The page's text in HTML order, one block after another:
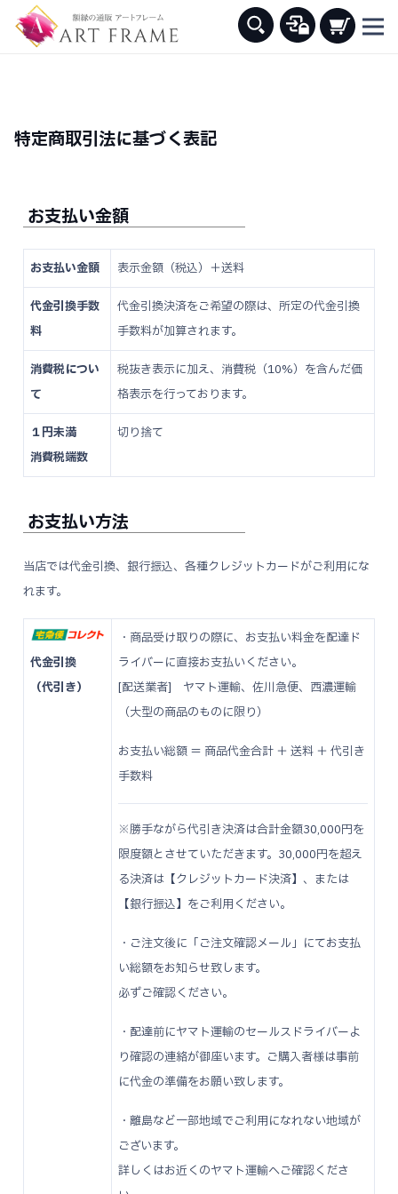
特定商取引法に基づく表記
お支払い金額
お支払い金額 表示金額（税込）＋送料
代金引換手数
料
代金引換決済をご希望の際は、所定の代金引換
手数料が加算されます。
消費税につい
て
税抜き表示に加え、消費税（10%）を含んだ価
格表示を行っております。
１円未満
消費税端数
切り捨て
お支払い方法
当店では代金引換、銀行振込、各種クレジットカードがご利用にな
れます。
代金引換
（代引き）
・商品受け取りの際に、お支払い料金を配達ド
ライバーに直接お支払いください。
[配送業者] ヤマト運輸、佐川急便、西濃運輸
（大型の商品のものに限り）
お支払い総額 ＝ 商品代金合計 ＋ 送料 ＋ 代引き
手数料
※勝手ながら代引き決済は合計金額30,000円を
限度額とさせていただきます。30,000円を超え
る決済は【クレジットカード決済】、または
【銀行振込】をご利用ください。
・ご注文後に「ご注文確認メール」にてお支払
い総額をお知らせ致します。
必ずご確認ください。
・配達前にヤマト運輸のセールスドライバーよ
り確認の連絡が御座います。ご購入者様は事前
に代金の準備をお願い致します。
・離島など一部地域でご利用になれない地域が
ございます。
詳しくはお近くのヤマト運輸へご確認くださ